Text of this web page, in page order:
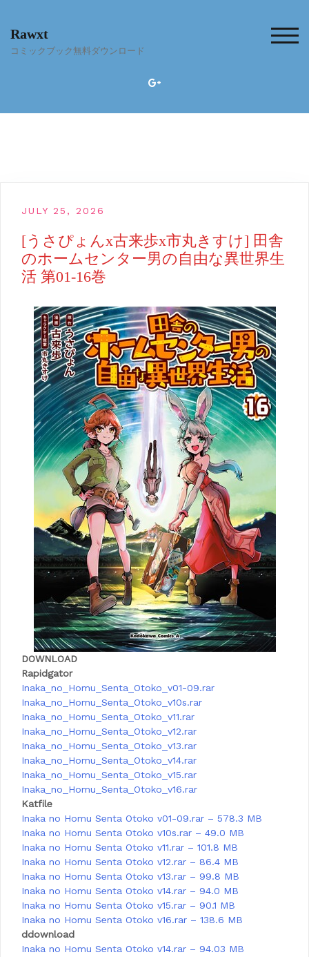
content
Rawxt
コミックブック無料ダウンロード
JULY 25, 2026
[うさぴょんx古来歩x市丸きすけ] 田舎
のホームセンター男の自由な異世界生
活 第01-16巻
DOWNLOAD
Rapidgator
Inaka_no_Homu_Senta_Otoko_v01-09.rar
Inaka_no_Homu_Senta_Otoko_v10s.rar
Inaka_no_Homu_Senta_Otoko_v11.rar
Inaka_no_Homu_Senta_Otoko_v12.rar
Inaka_no_Homu_Senta_Otoko_v13.rar
Inaka_no_Homu_Senta_Otoko_v14.rar
Inaka_no_Homu_Senta_Otoko_v15.rar
Inaka_no_Homu_Senta_Otoko_v16.rar
Katfile
Inaka no Homu Senta Otoko v01-09.rar – 578.3 MB
Inaka no Homu Senta Otoko v10s.rar – 49.0 MB
Inaka no Homu Senta Otoko v11.rar – 101.8 MB
Inaka no Homu Senta Otoko v12.rar – 86.4 MB
Inaka no Homu Senta Otoko v13.rar – 99.8 MB
Inaka no Homu Senta Otoko v14.rar – 94.0 MB
Inaka no Homu Senta Otoko v15.rar – 90.1 MB
Inaka no Homu Senta Otoko v16.rar – 138.6 MB
ddownload
Inaka no Homu Senta Otoko v14.rar – 94.03 MB